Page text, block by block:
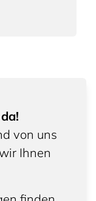
von uns
Ihnen